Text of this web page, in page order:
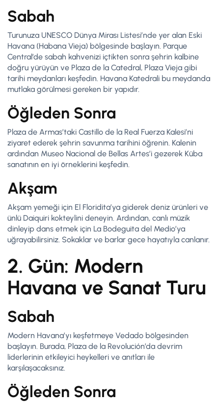
Sabah
Turunuza UNESCO Dünya Mirası Listesi’nde yer alan Eski
Havana (Habana Vieja) bölgesinde başlayın. Parque
Central’de sabah kahvenizi içtikten sonra şehrin kalbine
doğru yürüyün ve Plaza de la Catedral, Plaza Vieja gibi
tarihi meydanları keşfedin. Havana Katedrali bu meydanda
mutlaka görülmesi gereken bir yapıdır.
Öğleden Sonra
Plaza de Armas’taki Castillo de la Real Fuerza Kalesi’ni
ziyaret ederek şehrin savunma tarihini öğrenin. Kalenin
ardından Museo Nacional de Bellas Artes’i gezerek Küba
sanatının en iyi örneklerini keşfedin.
Akşam
Akşam yemeği için El Floridita’ya giderek deniz ürünleri ve
ünlü Daiquiri kokteylini deneyin. Ardından, canlı müzik
dinleyip dans etmek için La Bodeguita del Medio’ya
uğrayabilirsiniz. Sokaklar ve barlar gece hayatıyla canlanır.
2. Gün: Modern
Havana ve Sanat Turu
Sabah
Modern Havana’yı keşfetmeye Vedado bölgesinden
başlayın. Burada, Plaza de la Revolución’da devrim
liderlerinin etkileyici heykelleri ve anıtları ile
karşılaşacaksınız.
Öğleden Sonra